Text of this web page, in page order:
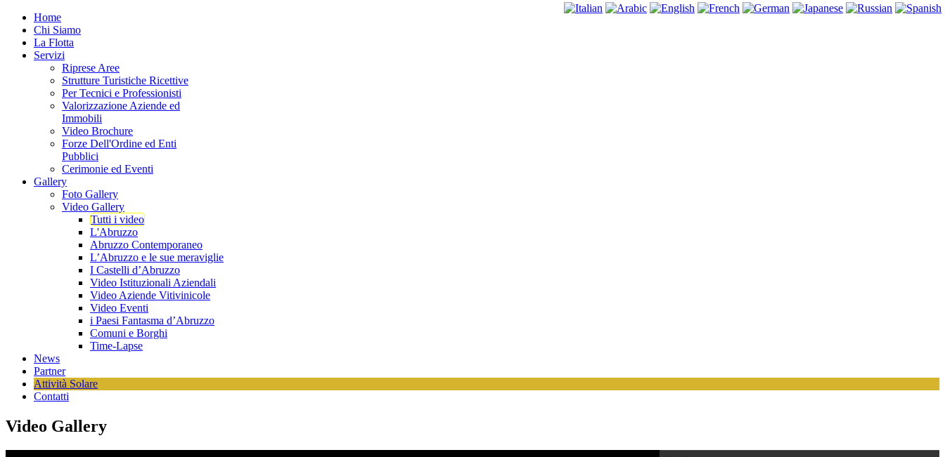
Home
Chi Siamo
La Flotta
Servizi
Riprese Aree
Strutture Turistiche Ricettive
Per Tecnici e Professionisti
Valorizzazione Aziende ed
Immobili
Video Brochure
Forze Dell'Ordine ed Enti
Pubblici
Cerimonie ed Eventi
Gallery
Foto Gallery
Video Gallery
Tutti i video
L'Abruzzo
Abruzzo Contemporaneo
L’Abruzzo e le sue meraviglie
I Castelli d’Abruzzo
Video Istituzionali Aziendali
Video Aziende Vitivinicole
Video Eventi
i Paesi Fantasma d’Abruzzo
Comuni e Borghi
Time-Lapse
News
Partner
Attività Solare
Contatti
Video Gallery